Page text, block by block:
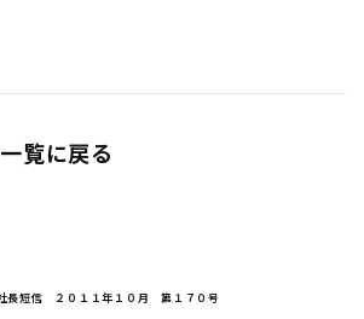
一覧に戻る
長短信 ２０１１年１０月 第１７０号